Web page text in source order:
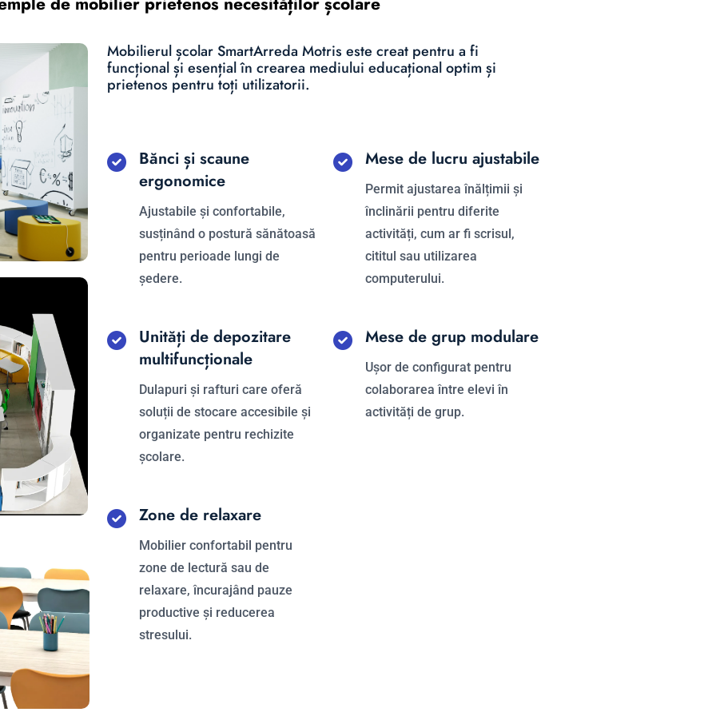
Mobilierul școlar SmartArreda Motris este creat pentru a fi
funcțional și esențial în crearea mediului educațional optim și
prietenos pentru toți utilizatorii.
Bănci și scaune
ergonomice
Ajustabile și confortabile,
susținând o postură sănătoasă
pentru perioade lungi de
ședere.
Mese de lucru ajustabile
Permit ajustarea înălțimii și
înclinării pentru diferite
activități, cum ar fi scrisul,
cititul sau utilizarea
computerului.
Unități de depozitare
multifuncționale
Dulapuri și rafturi care oferă
soluții de stocare accesibile și
organizate pentru rechizite
școlare.
Mese de grup modulare
Ușor de configurat pentru
colaborarea între elevi în
activități de grup.
Zone de relaxare
Mobilier confortabil pentru
zone de lectură sau de
relaxare, încurajând pauze
productive și reducerea
stresului.